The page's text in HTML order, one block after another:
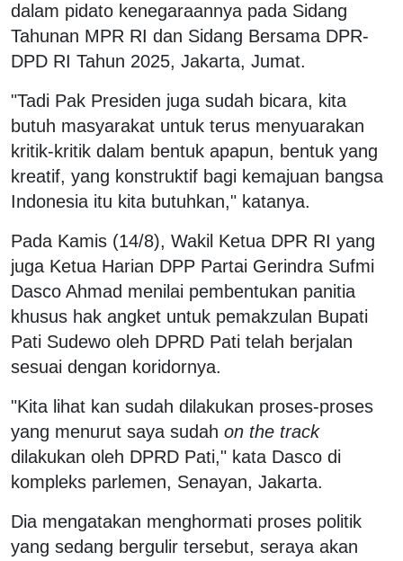
dalam pidato kenegaraannya pada Sidang
Tahunan MPR RI dan Sidang Bersama DPR-
DPD RI Tahun 2025, Jakarta, Jumat.
"Tadi Pak Presiden juga sudah bicara, kita
butuh masyarakat untuk terus menyuarakan
kritik-kritik dalam bentuk apapun, bentuk yang
kreatif, yang konstruktif bagi kemajuan bangsa
Indonesia itu kita butuhkan," katanya.
Pada Kamis (14/8), Wakil Ketua DPR RI yang
juga Ketua Harian DPP Partai Gerindra Sufmi
Dasco Ahmad menilai pembentukan panitia
khusus hak angket untuk pemakzulan Bupati
Pati Sudewo oleh DPRD Pati telah berjalan
sesuai dengan koridornya.
"Kita lihat kan sudah dilakukan proses-proses
yang menurut saya sudah on the track
dilakukan oleh DPRD Pati," kata Dasco di
kompleks parlemen, Senayan, Jakarta.
Dia mengatakan menghormati proses politik
yang sedang bergulir tersebut, seraya akan